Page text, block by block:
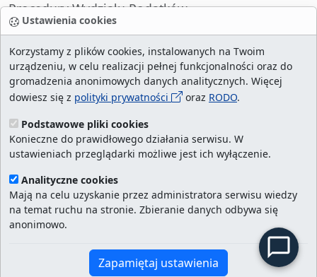
Ustawienia cookies
Korzystamy z plików cookies, instalowanych na Twoim
urządzeniu, w celu realizacji pełnej funkcjonalności oraz do
gromadzenia anonimowych danych analitycznych. Więcej
dowiesz się z polityki prywatności oraz RODO.
Podstawowe pliki cookies
Konieczne do prawidłowego działania serwisu. W
ustawieniach przeglądarki możliwe jest ich wyłączenie.
Analityczne cookies
Mają na celu uzyskanie przez administratora serwisu wiedzy
na temat ruchu na stronie. Zbieranie danych odbywa się
anonimowo.
Zapamiętaj ustawienia
Procedury Wydziału Podatków
Procedury Wydziału Spraw Obywatelskich
liczba wizyt:29001330/ aktualna strona:
najczęściej odwiedzane strony
cookies
Urząd Miasta Szczecin. Portal eurzad.szczecin.pl
jest integralną częścią Biuletynu Informacji
Publicznej Urzędu Miasta Szczecin.
Kontakt:
ekancelaria@um.szczecin.pl